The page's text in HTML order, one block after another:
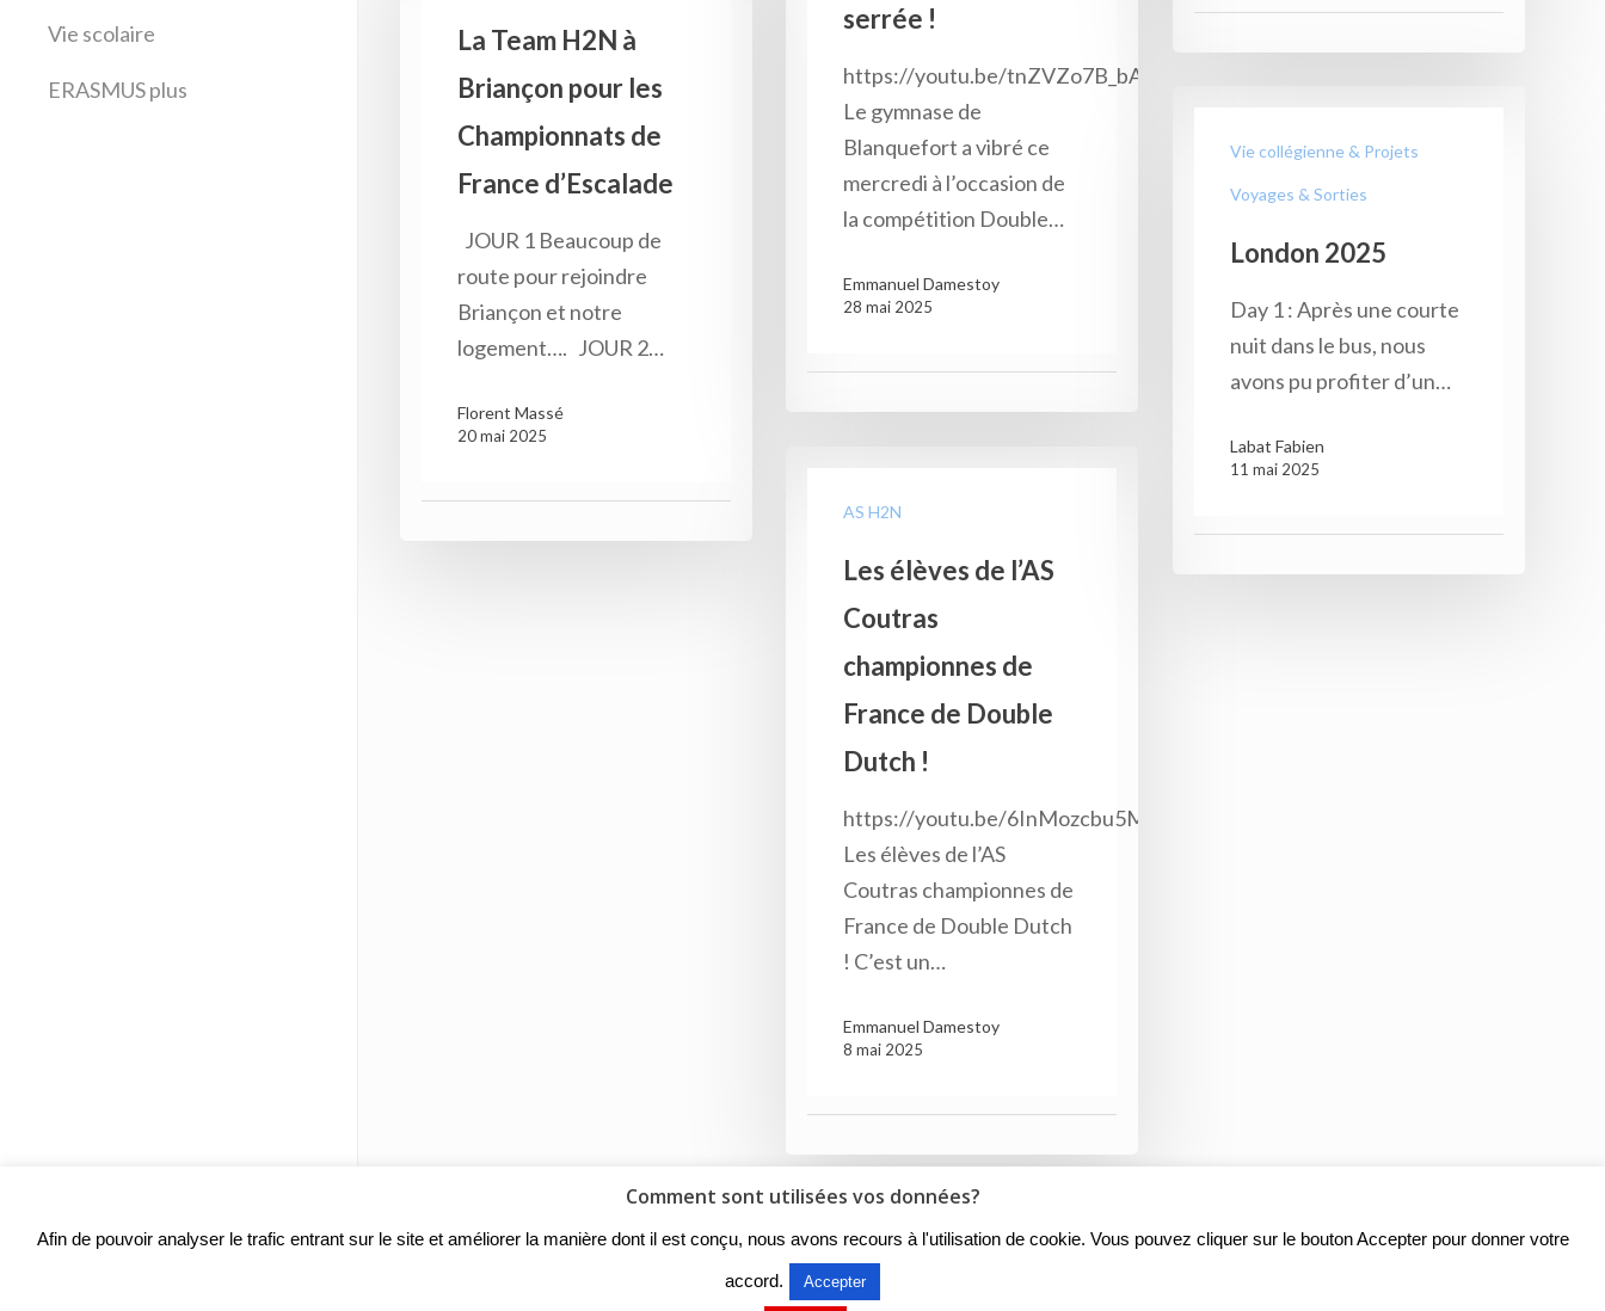
Sciences physiques
Technologie
Vie scolaire
ERASMUS plus
serrée !
https://youtu.be/tnZVZo7B_bA
Le gymnase de
Blanquefort a vibré ce
mercredi à l’occasion de
la compétition Double…
Emmanuel Damestoy
28 mai 2025
La Team H2N à
Briançon pour les
Championnats de
France d’Escalade
JOUR 1 Beaucoup de
route pour rejoindre
Briançon et notre
logement…. JOUR 2…
Florent Massé
20 mai 2025
Vie collégienne & Projets
Voyages & Sorties
London 2025
Day 1 : Après une courte
nuit dans le bus, nous
avons pu profiter d’un…
Labat Fabien
11 mai 2025
AS H2N
Les élèves de l’AS
Coutras
championnes de
France de Double
Dutch !
https://youtu.be/6InMozcbu5M
Les élèves de l’AS
Coutras championnes de
France de Double Dutch
! C’est un…
Emmanuel Damestoy
8 mai 2025
© 2018 - Collège Henri de Navarre |
Comment sont utilisées vos données?
Afin de pouvoir analyser le trafic entrant sur le site et améliorer la manière dont il est conçu, nous avons recours à l'utilisation de cookie. Vous pouvez cliquer sur le bouton Accepter pour donner votre
accord. Accepter